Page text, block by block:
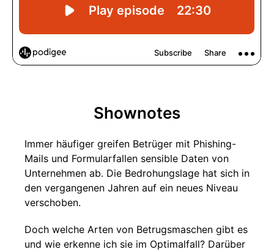
Shownotes
Immer häufiger greifen Betrüger mit Phishing-
Mails und Formularfallen sensible Daten von
Unternehmen ab. Die Bedrohungslage hat sich in
den vergangenen Jahren auf ein neues Niveau
verschoben.
Doch welche Arten von Betrugsmaschen gibt es
und wie erkenne ich sie im Optimalfall? Darüber